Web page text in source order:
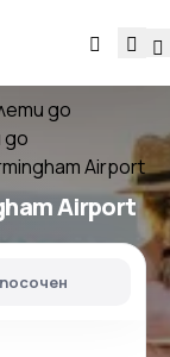
до
Airport
Airport